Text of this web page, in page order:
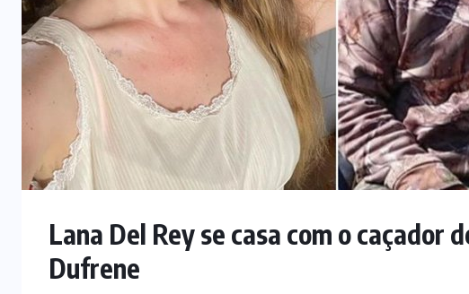
Lana Del Rey se casa com o caçador
Dufrene